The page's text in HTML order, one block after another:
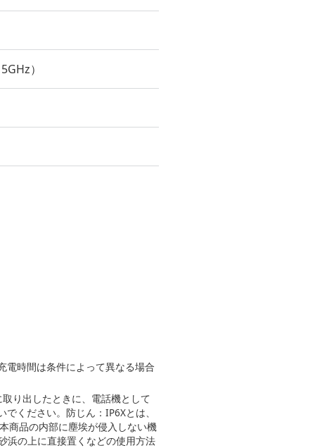
）
電時間は条件によって異なる場合
り出したときに、電話機として
ください。防じん：IP6Xとは、
商品の内部に塵埃が侵入しない機
浜の上に直接置くなどの使用方法